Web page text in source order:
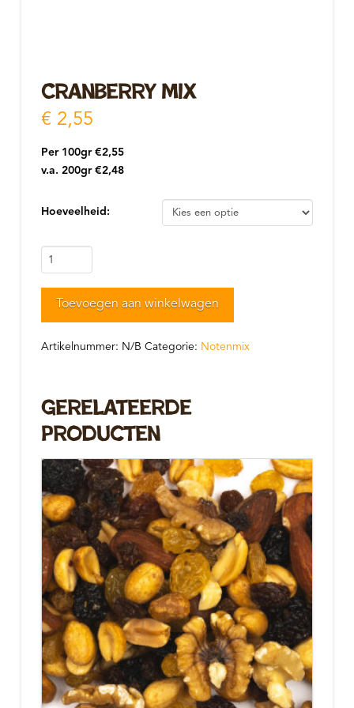
Cranberry mix
€2,55
Per 100gr €2,55
v.a. 200gr €2,48
Hoeveelheid:
Cranberry
mix
aantal
Toevoegen aan winkelwagen
Artikelnummer: N/B Categorie: Notenmix
Gerelateerde
Producten